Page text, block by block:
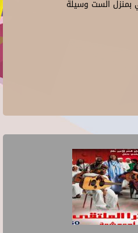
بمنزل الست وسيلة